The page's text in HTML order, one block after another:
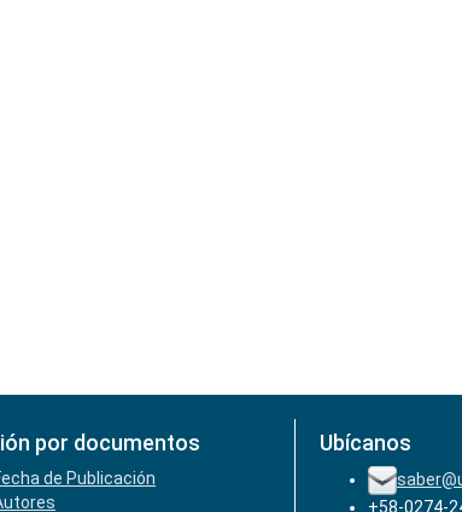
por documentos
de Publicación
Ubícanos
+58-0274-